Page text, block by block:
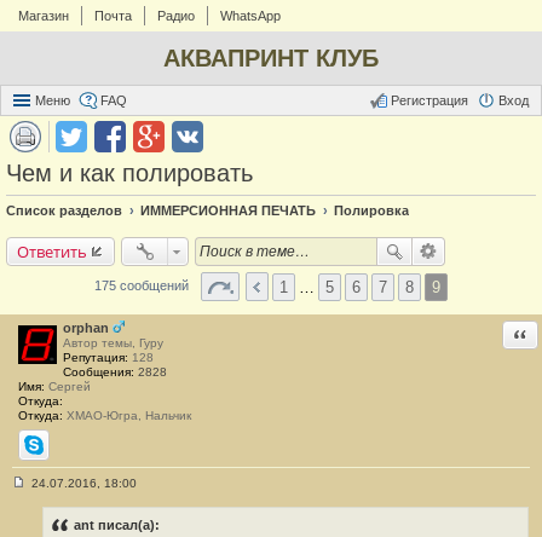
Магазин Почта Радио WhatsApp
АКВАПРИНТ КЛУБ
Меню FAQ Вход
Регистрация
Чем и как полировать
Список разделов ИММЕРСИОННАЯ ПЕЧАТЬ Полировка
Ответить
175 сообщений 1 5 6 7 8 9
orphan
Автор темы, Гуру
Репутация: 128
Сообщения: 2828
Имя: Сергей
Откуда:
Откуда: ХМАО-Югра, Нальчик
Skype
24.07.2016, 18:00
ant писал(а):